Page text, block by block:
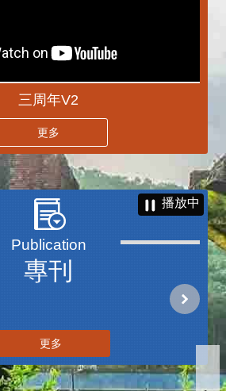
三周年V2
更多
專刊
播放中
更多